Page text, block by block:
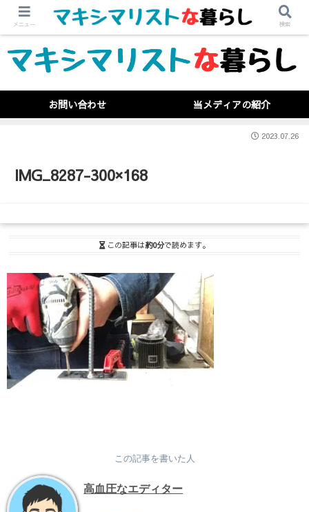
お問い合わせ 当メディアの紹介
IMG_8287-300×168
2023.07.26
この記事は約0分で読めます。
この記事を書いた人
高血圧なエディター
メニュー 検索